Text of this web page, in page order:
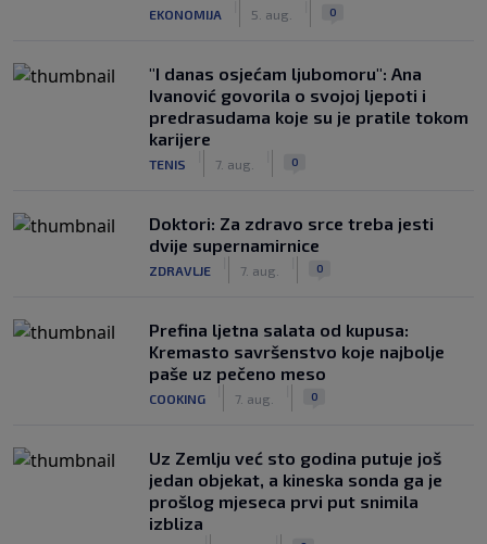
EKONOMIJA 5. aug. 0
"I danas osjećam ljubomoru": Ana
Ivanović govorila o svojoj ljepoti i
predrasudama koje su je pratile tokom
karijere
TENIS 7. aug. 0
Doktori: Za zdravo srce treba jesti
dvije supernamirnice
ZDRAVLJE 7. aug. 0
Prefina ljetna salata od kupusa:
Kremasto savršenstvo koje najbolje
paše uz pečeno meso
COOKING 7. aug. 0
Uz Zemlju već sto godina putuje još
jedan objekat, a kineska sonda ga je
prošlog mjeseca prvi put snimila
izbliza